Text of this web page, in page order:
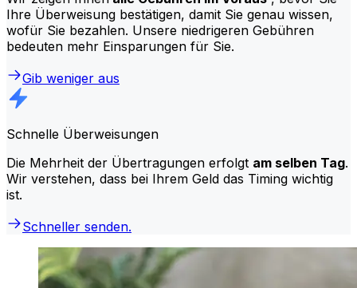
Ihre Überweisung bestätigen, damit Sie genau wissen,
wofür Sie bezahlen. Unsere niedrigeren Gebühren
bedeuten mehr Einsparungen für Sie.
Gib weniger aus
Schnelle Überweisungen
Die Mehrheit der Übertragungen erfolgt am selben Tag.
Wir verstehen, dass bei Ihrem Geld das Timing wichtig
ist.
Schneller senden.